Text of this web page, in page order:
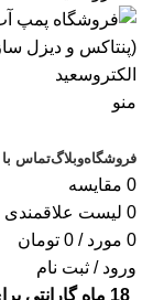
منو
فروشگاهوبلاگتماس با
0 مقایسه
0 لیست علاقمندی
0 مورد /
0 تومان
ورود / ثبت نام